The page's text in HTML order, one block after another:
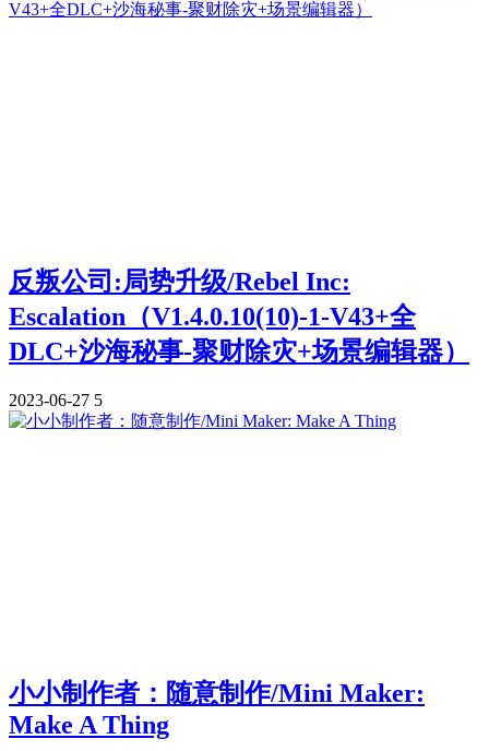
反叛公司:局势升级/Rebel Inc:
Escalation（V1.4.0.10(10)-1-V43+全
DLC+沙海秘事-聚财除灾+场景编辑器）
2023-06-27 5
小小制作者：随意制作/Mini Maker:
Make A Thing